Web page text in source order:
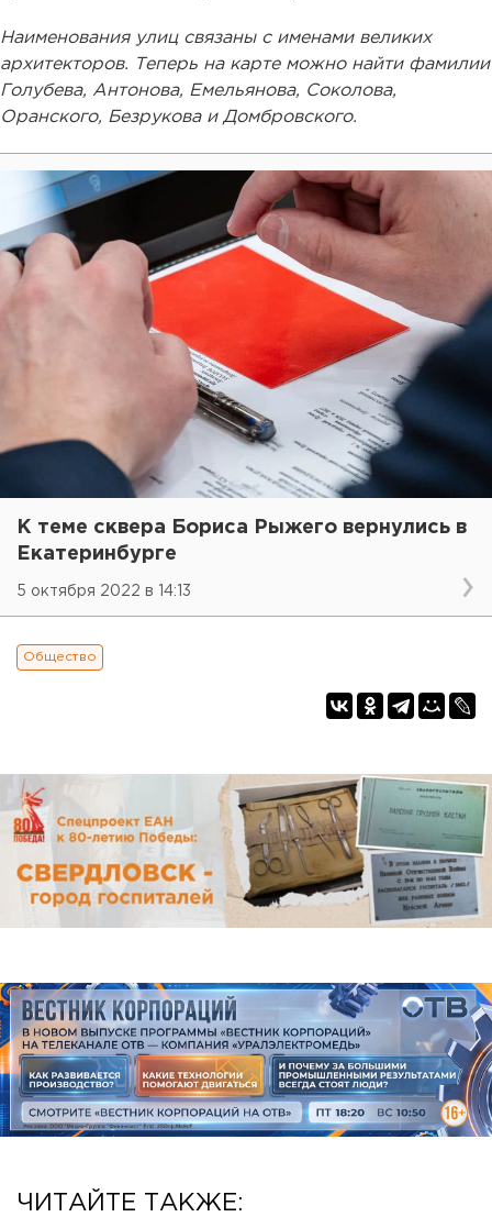
Наименования улиц связаны с именами великих
архитекторов. Теперь на карте можно найти фамилии
Голубева, Антонова, Емельянова, Соколова,
Оранского, Безрукова и Домбровского.
К теме сквера Бориса Рыжего вернулись в
Екатеринбурге
5 октября 2022 в 14:13
Общество
ЧИТАЙТЕ ТАКЖЕ: